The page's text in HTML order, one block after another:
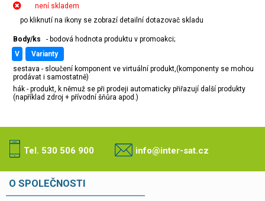
není skladem
po kliknutí na ikony se zobrazí detailní dotazovač skladu
Body/ks
- bodová hodnota produktu v promoakci;
v
varianty
sestava - sloučení komponent ve virtuální produkt,(komponenty se mohou
prodávat i samostatně)
hák - produkt, k němuž se při prodeji automaticky přiřazují další produkty
(například zdroj + přívodní šňůra apod.)
Tel. 530 506 900 info@inter-sat.cz
O SPOLEČNOSTI